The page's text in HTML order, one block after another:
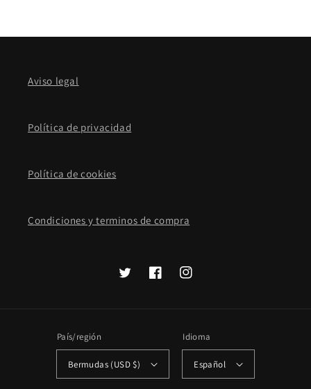
Aviso legal
Política de privacidad
Política de cookies
Condiciones y terminos de compra
TwitterFacebookInstagram
País/región
Bermudas (USD $)
Idioma
Español